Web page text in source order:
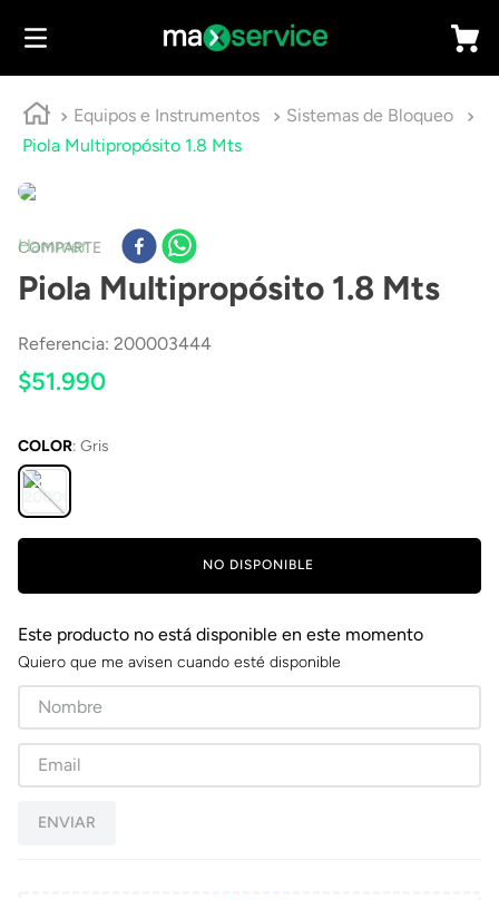
Equipos e Instrumentos
Sistemas de Bloqueo
Piola Multipropósito 1.8 Mts
COMPARTE
Hammer
Piola Multipropósito 1.8 Mts
Referencia: 200003444
$51.990
COLOR: Gris
NO DISPONIBLE
Este producto no está disponible en este momento
Quiero que me avisen cuando esté disponible
ENVIAR